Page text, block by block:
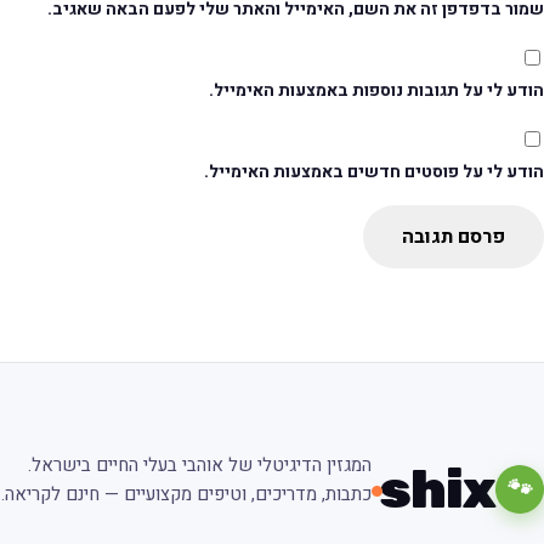
בדפדפן זה את השם, האימייל והאתר שלי לפעם הבאה שאגיב.
לי על תגובות נוספות באמצעות האימייל.
לי על פוסטים חדשים באמצעות האימייל.
פרסם תגובה
🐾
shix
המגזין הדיגיטלי של אוהבי בעלי החיים בישראל.
כתבות, מדריכים, וטיפים מקצועיים — חינם לקריאה.